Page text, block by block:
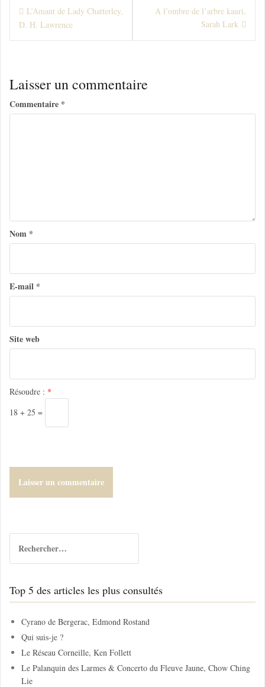
N
i
g
a
e
l
’
a
t
i
l
e
L’Amant de Lady Chatterley,
D. H. Lawrence
A l’ombre de l’arbre kauri,
Sarah Lark
Laisser un commentaire
Commentaire *
Nom *
E-mail *
Site web
Résoudre : *
18 + 25 =
c
e
r
c
r
Top 5 des articles les plus consultés
Cyrano de Bergerac, Edmond Rostand
Qui suis-je ?
Le Réseau Corneille, Ken Follett
Le Palanquin des Larmes & Concerto du Fleuve Jaune, Chow Ching
Lie